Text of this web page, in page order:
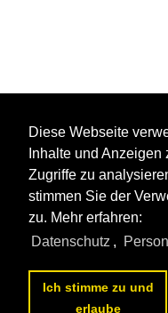
Diese Webseite
Inhalte und
Zugriffe zu
stimmen Sie der
zu. Mehr erfahren:
Datenschutz ,
Ich stimme zu und
erlaube